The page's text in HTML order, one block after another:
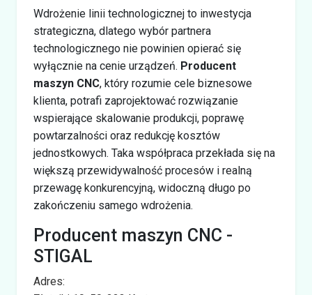
Wdrożenie linii technologicznej to inwestycja
strategiczna, dlatego wybór partnera
technologicznego nie powinien opierać się
wyłącznie na cenie urządzeń. Producent
maszyn CNC, który rozumie cele biznesowe
klienta, potrafi zaprojektować rozwiązanie
wspierające skalowanie produkcji, poprawę
powtarzalności oraz redukcję kosztów
jednostkowych. Taka współpraca przekłada się na
większą przewidywalność procesów i realną
przewagę konkurencyjną, widoczną długo po
zakończeniu samego wdrożenia.
Producent maszyn CNC -
STIGAL
Adres: